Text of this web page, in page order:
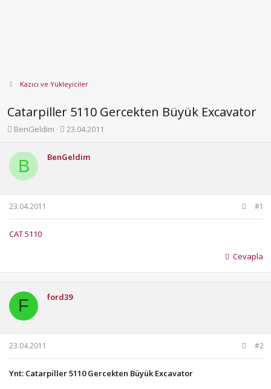
Kazıcı ve Yükleyiciler
Catarpiller 5110 Gercekten Büyük Excavator
K
n
y
u
b
l
a
BenGeldim
B
l
g
h
23.04.2011
B BenGeldim
23.04.2011 #1
CAT 5110
Cevapla
F ford39
23.04.2011 #2
Ynt: Catarpiller 5110 Gercekten Büyük Excavator